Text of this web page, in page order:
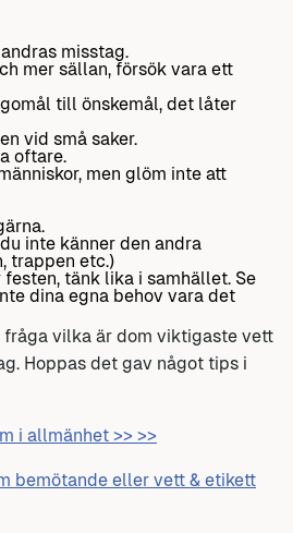
misstag.
mer sällan, försök vara ett
till önskemål, det låter
vid små saker.
oftare.
men glöm inte att
inte känner den andra
trappen etc.)
tänk lika i samhället. Se
dina egna behov vara det
fråga vilka är dom viktigaste vett
Hoppas det gav något tips i
i allmänhet >> >>
bemötande eller vett & etikett